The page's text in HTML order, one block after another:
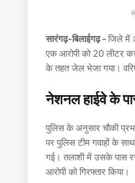
सारंगढ़-बिलाईगढ़ - जिले में
एक आरोपी को 20 लीटर
के तहत जेल भेजा गया।
नेशनल हाईवे के
पुलिस के अनुसार चौकी
पर पुलिस टीम गवाहों के
गई। तलाशी में उसके पास
आरोपी को गिरफ्तार किया।